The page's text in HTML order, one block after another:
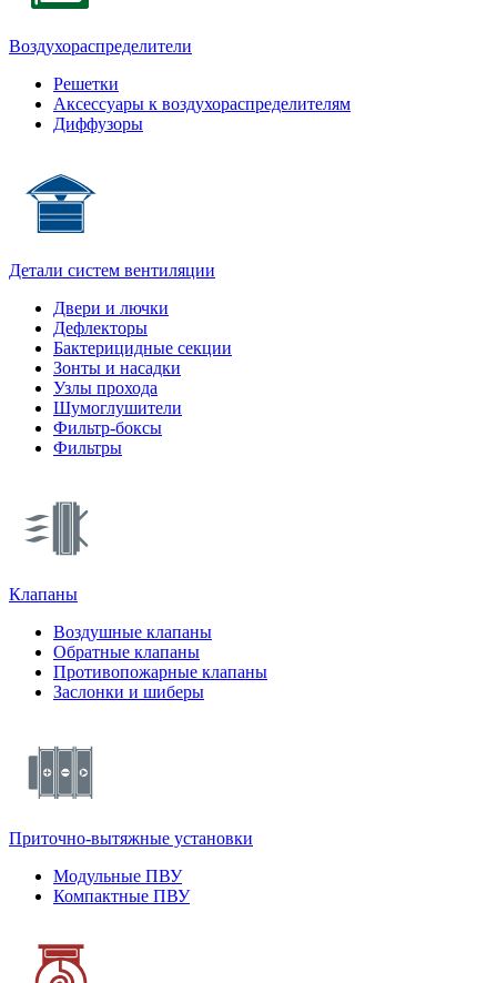
Воздухораспределители
Решетки
Аксессуары к воздухораспределителям
Диффузоры
Детали систем вентиляции
Двери и лючки
Дефлекторы
Бактерицидные секции
Зонты и насадки
Узлы прохода
Шумоглушители
Фильтр-боксы
Фильтры
Клапаны
Воздушные клапаны
Обратные клапаны
Противопожарные клапаны
Заслонки и шиберы
Приточно-вытяжные установки
Модульные ПВУ
Компактные ПВУ